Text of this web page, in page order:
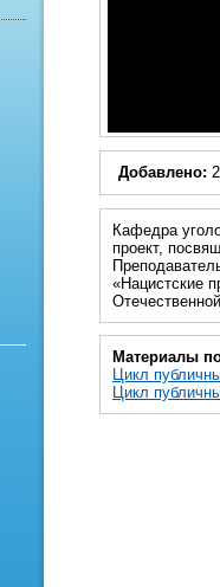
Добавлено:
Кафедра
проект,
«Нацистские
Материалы
Цикл
Цикл